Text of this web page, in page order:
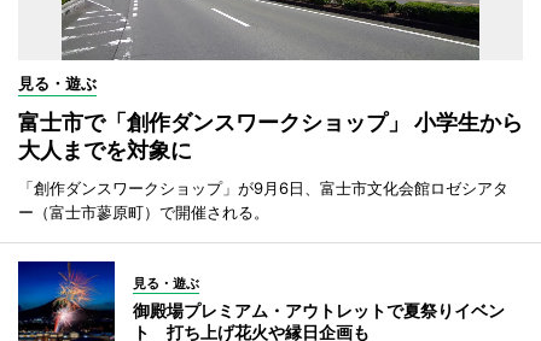
見る・遊ぶ
富士市で「創作ダンスワークショップ」 小学生から
大人までを対象に
「創作ダンスワークショップ」が9月6日、富士市文化会館ロゼシアタ
ー（富士市蓼原町）で開催される。
見る・遊ぶ
御殿場プレミアム・アウトレットで夏祭りイベン
ト 打ち上げ花火や縁日企画も